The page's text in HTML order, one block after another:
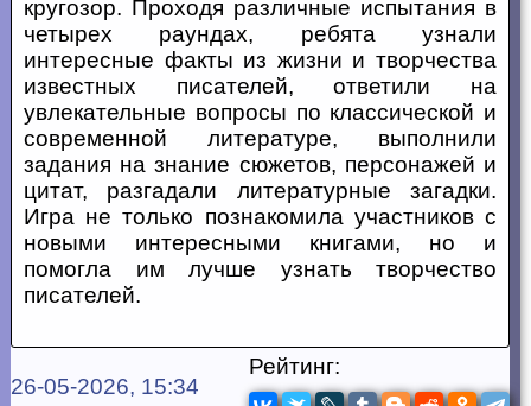
кругозор. Проходя различные испытания в
четырех раундах, ребята узнали
интересные факты из жизни и творчества
известных писателей, ответили на
увлекательные вопросы по классической и
современной литературе, выполнили
задания на знание сюжетов, персонажей и
цитат, разгадали литературные загадки.
Игра не только познакомила участников с
новыми интересными книгами, но и
помогла им лучше узнать творчество
писателей.
26-05-2026, 15:34
Рейтинг: